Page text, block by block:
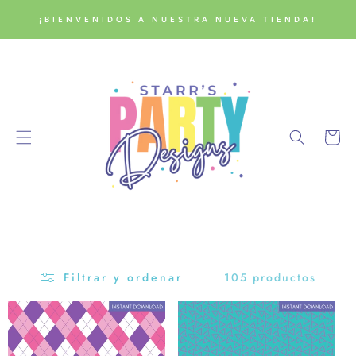
¡BIENVENIDOS A NUESTRA NUEVA TIENDA!
Carrito
Filtrar y ordenar 105 productos